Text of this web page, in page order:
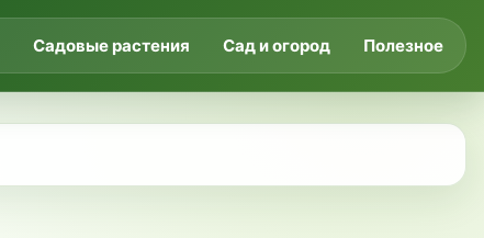
Садовые растения Сад и огород Полезное